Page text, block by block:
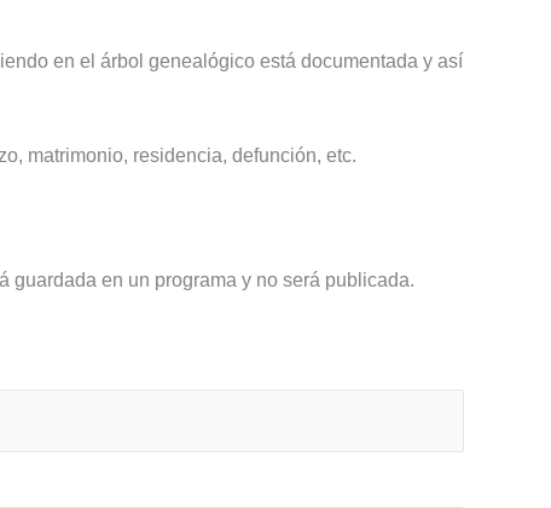
en el árbol genealógico está documentada y así
matrimonio, residencia, defunción, etc.
guardada en un programa y no será publicada.